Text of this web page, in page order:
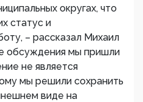
округах, что
статус и
– рассказал Михаил
обсуждения мы пришли
не является
мы решили сохранить
виде на